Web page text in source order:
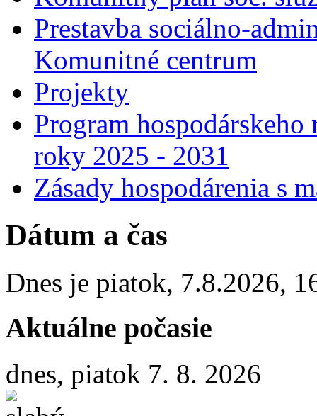
Prestavba sociálno-
Komunitné centrum
Projekty
Program
roky 2025 - 2031
Zásady hospodárenia s
Dátum a čas
Dnes je piatok, 7.8.2026,
Aktuálne počasie
dnes, piatok 7. 8. 2026